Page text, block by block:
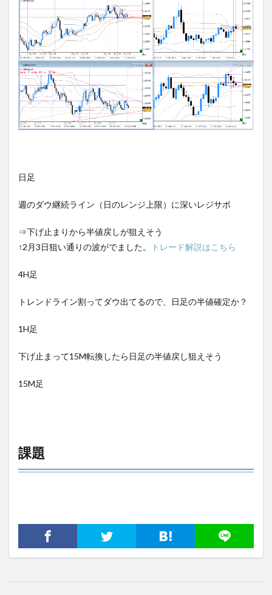
日足
週のダウ継続ライン（日のレンジ上限）に深いレジサポ
⇒下げ止まりから半値戻しが狙えそう
↑2月3日狙い通りの波がでました。
トレード解説はこちら
4H足
トレンドライン割ってダウ出てるので、日足の半値確定か？
1H足
下げ止まって15M転換したら日足の半値戻し狙えそう
15M足
課題